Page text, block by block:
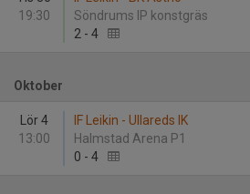
19:30
Söndrums IP konstgräs
2 - 4
Oktober
Lör 4
13:00
IF Leikin - Ullareds IK
Halmstad Arena P1
0 - 4